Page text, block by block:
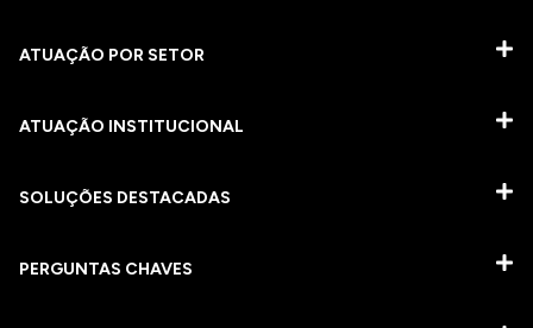
ATUAÇÃO POR SETOR
ATUAÇÃO INSTITUCIONAL
SOLUÇÕES DESTACADAS
PERGUNTAS CHAVES​